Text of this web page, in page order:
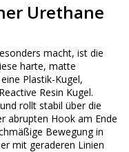
Urethane
macht, ist die
harte, matte
Plastik-Kugel,
Resin Kugel.
rollt stabil über die
abrupten Hook am Ende
Bewegung in
mit geraderen Linien